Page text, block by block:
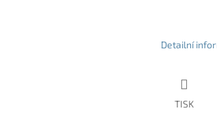
Detailní
TISK